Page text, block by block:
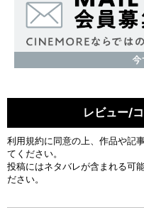
レビュー/
利用規約に同意の上、作品や記
てください。
投稿にはネタバレが含まれる可
ださい。